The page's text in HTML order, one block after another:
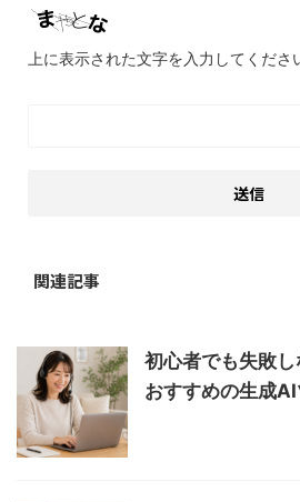
上に表示された文字を入力してくださ
関連記事
初心者でも失敗
おすすめの生成